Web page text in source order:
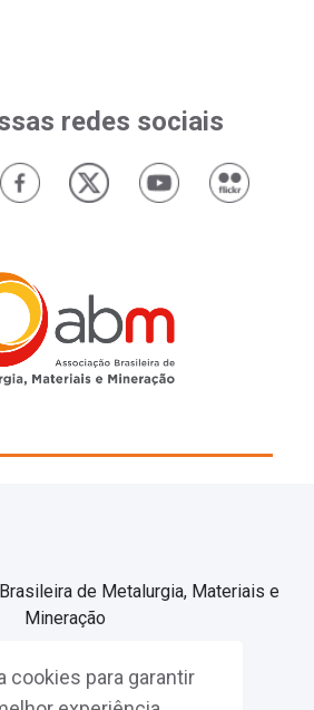
cookies para garantir
redes sociais
de Metalurgia, Materiais e
Mineração
Associe-se